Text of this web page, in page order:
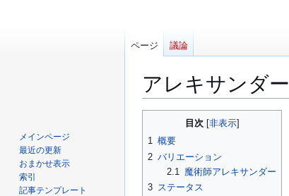
アレキサンダー
ー
移
目次
1 概要
2 バリエーション
2.1
魔術師アレキサンダー
3 ステータス
ページ 議論
メインページ
最近の更新
おまかせ表示
索引
記事テンプレート